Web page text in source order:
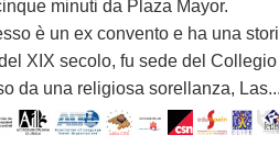
minuti da Plaza Mayor.
è un ex convento e ha una
XIX secolo, fu sede del Collegio
da una religiosa sorellanza,